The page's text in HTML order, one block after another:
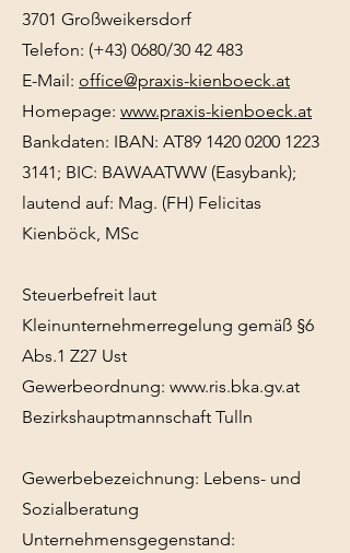
3701 Großweikersdorf
Telefon: (+43) 0680/30 42 483
E-Mail: office@praxis-kienboeck.at
​Homepage: www.praxis-kienboeck.at
Bankdaten: IBAN: AT89 1420 0200 1223
3141; BIC: BAWAATWW (Easybank);
lautend auf: Mag. (FH) Felicitas
Kienböck, MSc
Steuerbefreit laut
Kleinunternehmerregelung gemäß §6
Abs.1 Z27 Ust
Gewerbeordnung: www.ris.bka.gv.at
Bezirkshauptmannschaft Tulln
Gewerbebezeichnung: Lebens- und
Sozialberatung
Unternehmensgegenstand: